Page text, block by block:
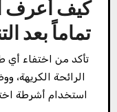
كيف أعرف
تماماً بعد
تأكد من اختفاء أي
الرائحة الكريهة،
استخدام أشرطة